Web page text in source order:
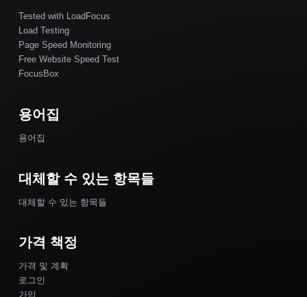
Tested with LoadFocus
Load Testing
Page Speed Monitoring
Free Website Speed Test
FocusBox
용어집
용어집
대체할 수 있는 항목들
대체할 수 있는 항목들
가격 책정
가격 및 계획
로그인
가입